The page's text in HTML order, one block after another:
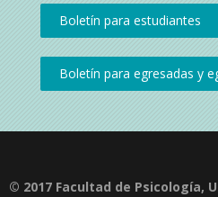
© 2017 Facultad de Psicología,